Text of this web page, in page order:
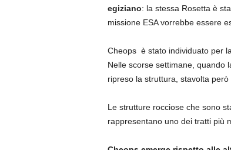
egiziano: la stessa Rosetta è
missione ESA vorrebbe essere
Cheops è stato individuato per
Nelle scorse settimane, quando
ripreso la struttura, stavolta però
Le strutture rocciose che sono
rappresentano uno dei tratti più